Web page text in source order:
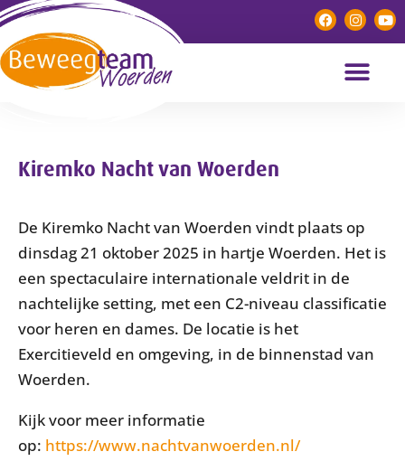
Kiremko Nacht van Woerden
De Kiremko Nacht van Woerden vindt plaats op
dinsdag 21 oktober 2025 in hartje Woerden. Het is
een spectaculaire internationale veldrit in de
nachtelijke setting, met een C2-niveau classificatie
voor heren en dames. De locatie is het
Exercitieveld en omgeving, in de binnenstad van
Woerden.
Kijk voor meer informatie
op: https://www.nachtvanwoerden.nl/